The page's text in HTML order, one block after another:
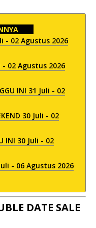
- 02 Agustus 2026
- 02 Agustus 2026
INI 31 Juli - 02
30 Juli - 02
INI 30 Juli - 02
- 06 Agustus 2026
DATE SALE